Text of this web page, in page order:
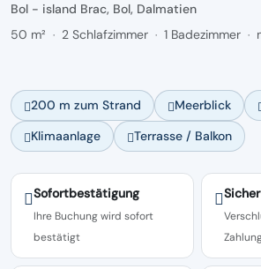
Bol - island Brac, Bol, Dalmatien
50 m² · 2 Schlafzimmer · 1 Badezimmer ·
200 m zum Strand Meerblick
Klimaanlage
Terrasse / Balkon
Sofortbestätigung
Ihre Buchung wird sofort
bestätigt